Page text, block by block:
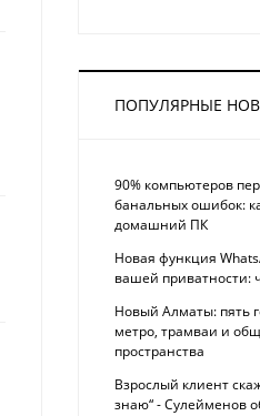
ПОПУЛЯРНЫЕ
90% компьютеров
банальных ошибок:
домашний ПК
Новая функция
вашей приватности:
Новый Алматы: пять
метро, трамваи и
пространства
Взрослый клиент
знаю“ - Сулейменов